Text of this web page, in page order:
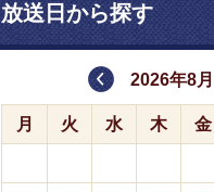
放送日から探す
2026年8月
月 火 水 木 金